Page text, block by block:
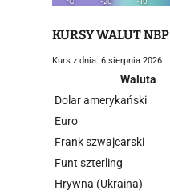
KURSY WALUT NBP
Kurs z dnia: 6 sierpnia 2026
Waluta
Dolar amerykański
Euro
Frank szwajcarski
Funt szterling
Hrywna (Ukraina)